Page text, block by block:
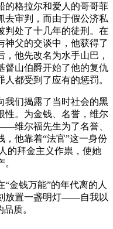
的格拉尔和爱人的哥哥菲
去审判，而由于假公济私
判处了十几年的徒刑。在
神父的交谈中，他获得了
他先改名为水手山巴，
督山伯爵开始了他的复仇
都受到了应有的惩罚。
我们揭露了当时社会的黑
性。为金钱、名誉，维尔
维尔福先生为了名誉、
他靠着“法官”这一身份
的拜金主义作祟，使她
金钱万能”的年代离的人
放置一盏明灯——自我以
质。